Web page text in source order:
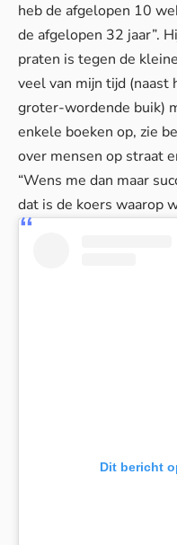
heb de afgelopen 10
de afgelopen 32 jaar”.
praten is tegen de
veel van mijn tijd (naast
groter-wordende buik)
enkele boeken op, zie
over mensen op straat
“Wens me dan maar
dat is de koers waarop
Dit bericht